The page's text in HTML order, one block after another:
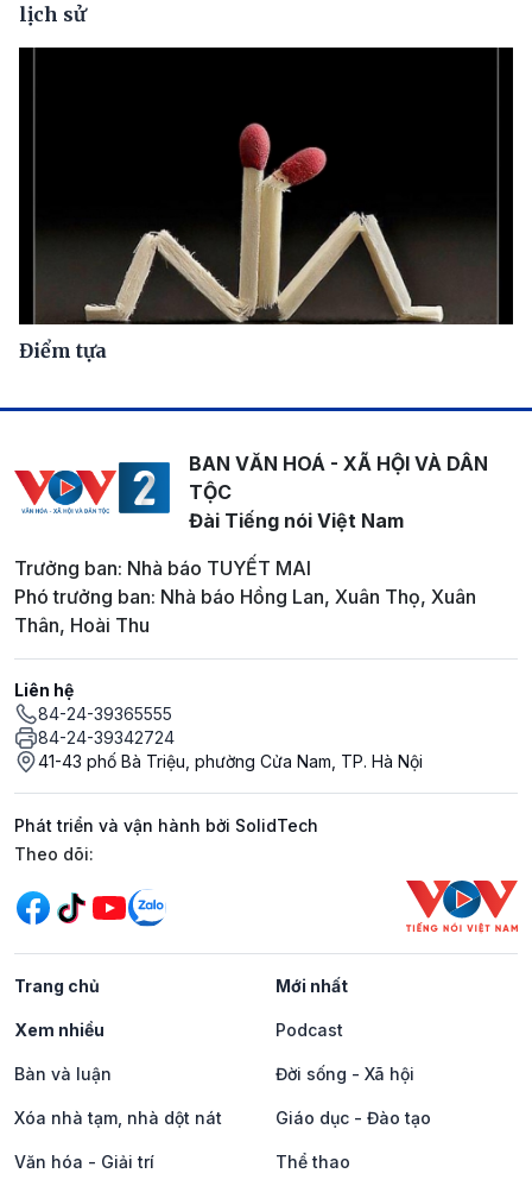
lịch sử
Điểm tựa
BAN VĂN HOÁ - XÃ HỘI VÀ DÂN
TỘC
Đài Tiếng nói Việt Nam
Trưởng ban: Nhà báo TUYẾT MAI
Phó trưởng ban: Nhà báo Hồng Lan, Xuân Thọ, Xuân
Thân, Hoài Thu
Liên hệ
84-24-39365555
84-24-39342724
41-43 phố Bà Triệu, phường Cửa Nam, TP. Hà Nội
Phát triển và vận hành bởi SolidTech
Mạng xã hội
Theo dõi:
Trang chủ Mới nhất
Xem nhiều Podcast
Bàn và luận Đời sống - Xã hội
Xóa nhà tạm, nhà dột nát Giáo dục - Đào tạo
Văn hóa - Giải trí Thể thao